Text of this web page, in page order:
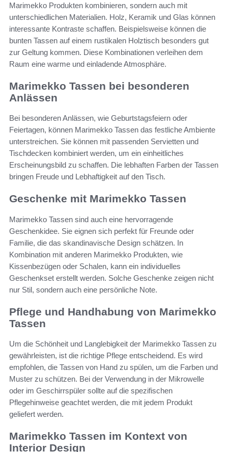
Marimekko Produkten kombinieren, sondern auch mit
unterschiedlichen Materialien. Holz, Keramik und Glas können
interessante Kontraste schaffen. Beispielsweise können die
bunten Tassen auf einem rustikalen Holztisch besonders gut
zur Geltung kommen. Diese Kombinationen verleihen dem
Raum eine warme und einladende Atmosphäre.
Marimekko Tassen bei besonderen
Anlässen
Bei besonderen Anlässen, wie Geburtstagsfeiern oder
Feiertagen, können Marimekko Tassen das festliche Ambiente
unterstreichen. Sie können mit passenden Servietten und
Tischdecken kombiniert werden, um ein einheitliches
Erscheinungsbild zu schaffen. Die lebhaften Farben der Tassen
bringen Freude und Lebhaftigkeit auf den Tisch.
Geschenke mit Marimekko Tassen
Marimekko Tassen sind auch eine hervorragende
Geschenkidee. Sie eignen sich perfekt für Freunde oder
Familie, die das skandinavische Design schätzen. In
Kombination mit anderen Marimekko Produkten, wie
Kissenbezügen oder Schalen, kann ein individuelles
Geschenkset erstellt werden. Solche Geschenke zeigen nicht
nur Stil, sondern auch eine persönliche Note.
Pflege und Handhabung von Marimekko
Tassen
Um die Schönheit und Langlebigkeit der Marimekko Tassen zu
gewährleisten, ist die richtige Pflege entscheidend. Es wird
empfohlen, die Tassen von Hand zu spülen, um die Farben und
Muster zu schützen. Bei der Verwendung in der Mikrowelle
oder im Geschirrspüler sollte auf die spezifischen
Pflegehinweise geachtet werden, die mit jedem Produkt
geliefert werden.
Marimekko Tassen im Kontext von
Interior Design